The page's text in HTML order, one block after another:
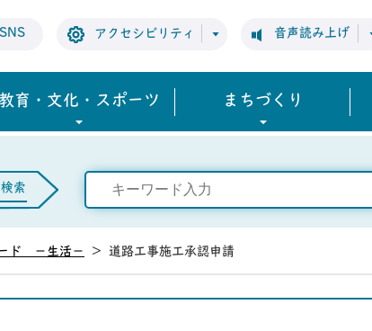
アクセシビリティ 音声読み上げ
育・文化・スポーツ まちづくり
索
ド －生活－ > 道路工事施工承認申請